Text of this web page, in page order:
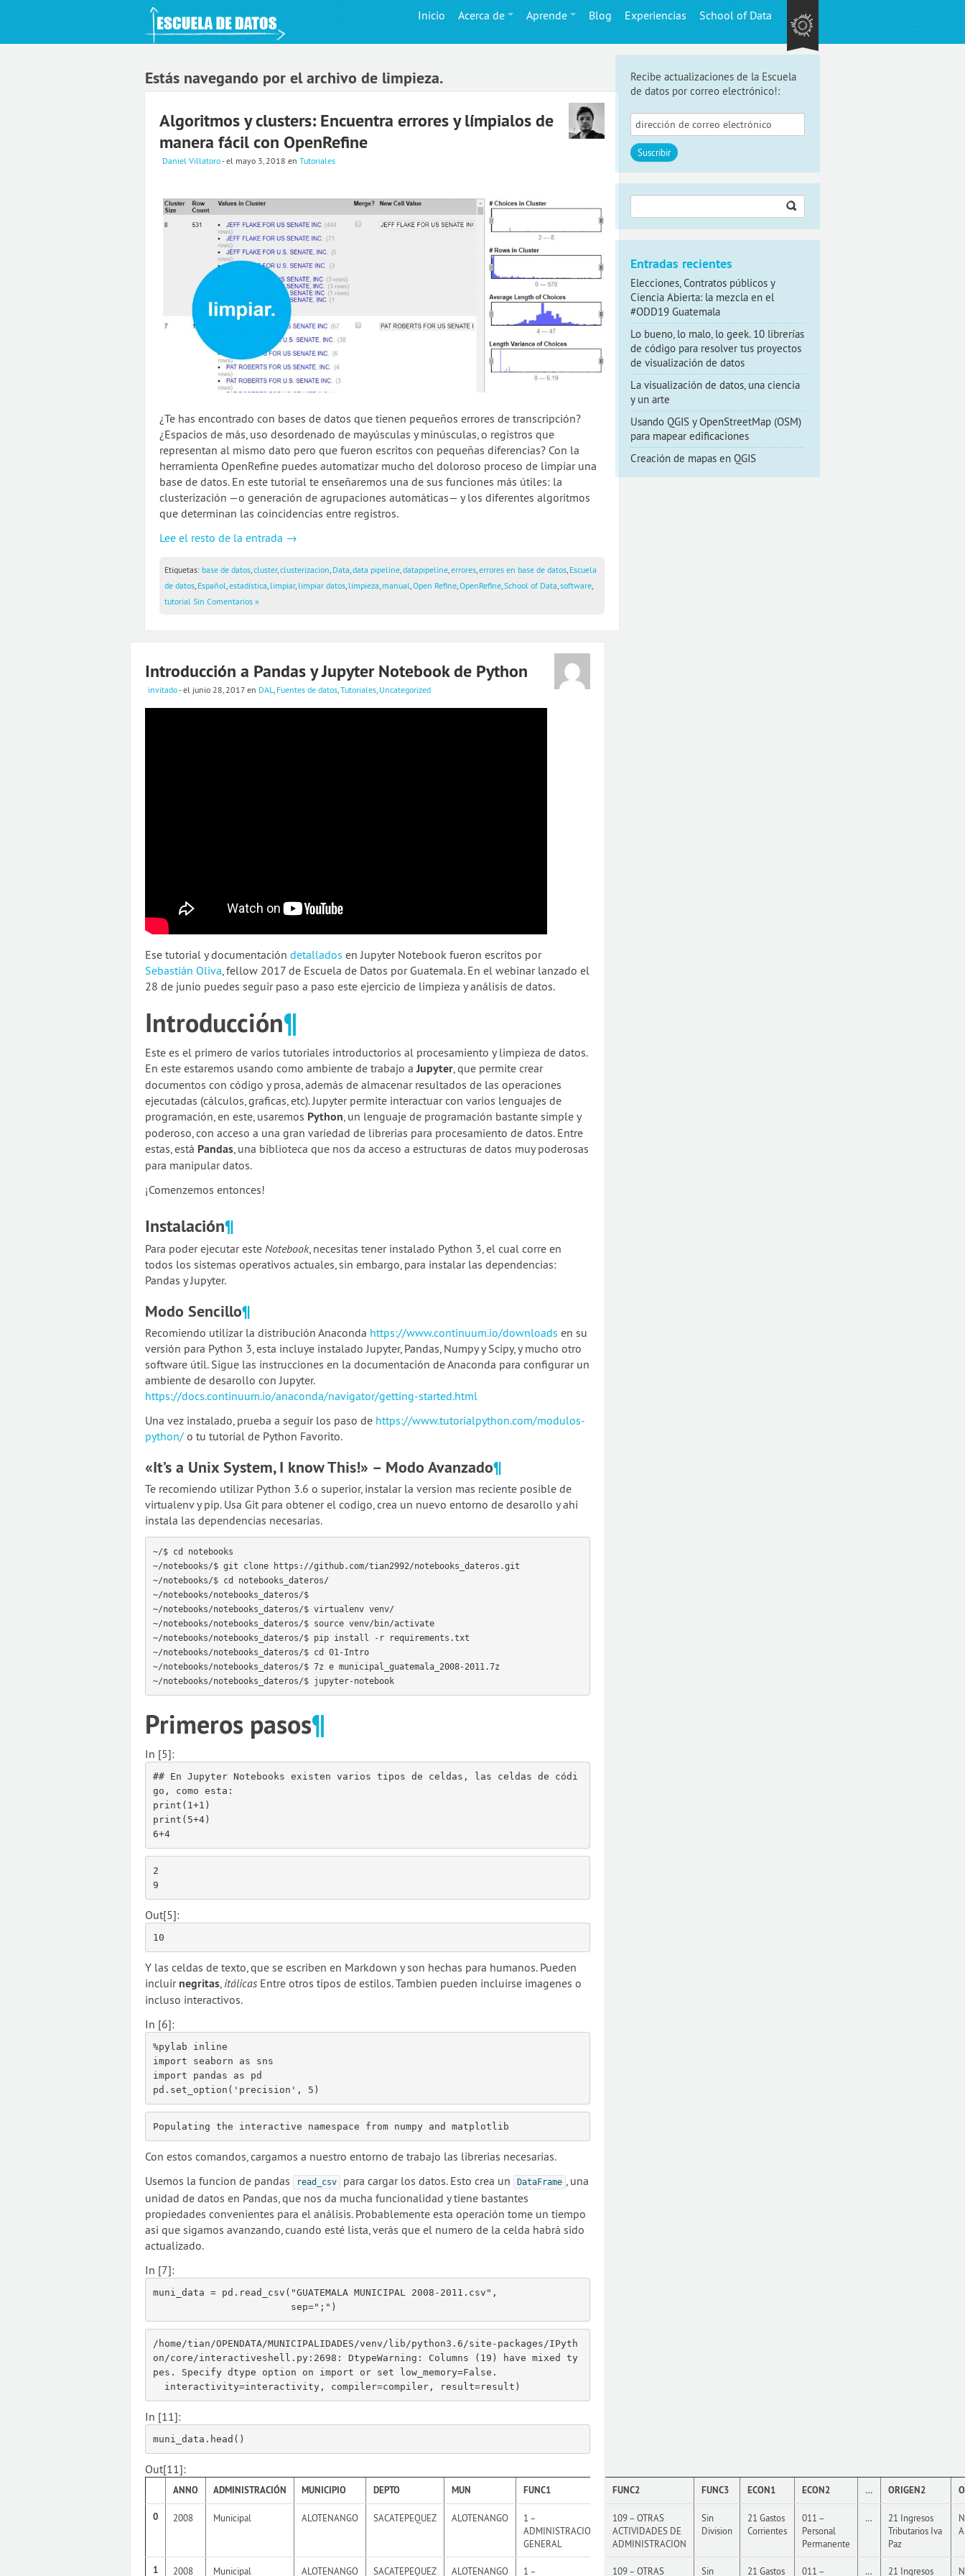
An Open Knowledge Foundation Site Inicio Acerca de Aprende Blog Experiencias School of Data
Estás navegando por el archivo de limpieza.
Algoritmos y clusters: Encuentra errores y límpialos de
manera fácil con OpenRefine
Daniel Villatoro- el mayo 3, 2018 en Tutoriales
¿Te has encontrado con bases de datos que tienen pequeños errores de transcripción?
¿Espacios de más, uso desordenado de mayúsculas y minúsculas, o registros que
representan al mismo dato pero que fueron escritos con pequeñas diferencias? Con la
herramienta OpenRefine puedes automatizar mucho del doloroso proceso de limpiar una
base de datos. En este tutorial te enseñaremos una de sus funciones más útiles: la
clusterización —o generación de agrupaciones automáticas— y los diferentes algoritmos
que determinan las coincidencias entre registros.
Lee el resto de la entrada →
Etiquetas: base de datos,cluster,clusterizacion, Data,data pipeline,datapipeline,errores,errores en base de datos, Escuela
de datos, Español,estadística, limpiar, limpiar datos, limpieza, manual,Open Refine,OpenRefine,School of Data,software,
tutorial Sin Comentarios »
Introducción a Pandas y Jupyter Notebook de Python
invitado- el junio 28, 2017 en DAL, Fuentes de datos,Tutoriales, Uncategorized
Ese tutorial y documentación detallados en Jupyter Notebook fueron escritos por
Sebastián Oliva, fellow 2017 de Escuela de Datos por Guatemala. En el webinar lanzado el
28 de junio puedes seguir paso a paso este ejercicio de limpieza y análisis de datos.
Introducción¶
Este es el primero de varios tutoriales introductorios al procesamiento y limpieza de datos.
En este estaremos usando como ambiente de trabajo aJupyter, que permite crear
documentos con código y prosa, además de almacenar resultados de las operaciones
ejecutadas (cálculos, graficas, etc). Jupyter permite interactuar con varios lenguajes de
programación, en este, usaremos Python, un lenguaje de programación bastante simple y
poderoso, con acceso a una gran variedad de librerias para procesamiento de datos. Entre
estas, está Pandas, una biblioteca que nos da acceso a estructuras de datos muy poderosas
para manipular datos.
¡Comenzemos entonces!
Instalación¶
Para poder ejecutar este Notebook, necesitas tener instalado Python 3, el cual corre en
todos los sistemas operativos actuales, sin embargo, para instalar las dependencias:
Pandas y Jupyter.
Modo Sencillo¶
Recomiendo utilizar la distribución Anaconda https://www.continuum.io/downloads en su
versión para Python 3, esta incluye instalado Jupyter, Pandas, Numpy y Scipy, y mucho otro
software útil. Sigue las instrucciones en la documentación de Anaconda para configurar un
ambiente de desarollo con Jupyter.
https://docs.continuum.io/anaconda/navigator/getting-started.html
Una vez instalado, prueba a seguir los paso de https://www.tutorialpython.com/modulos-
python/ o tu tutorial de Python Favorito.
«It’s a Unix System, I know This!» – Modo Avanzado¶
Te recomiendo utilizar Python 3.6 o superior, instalar la version mas reciente posible de
virtualenv y pip. Usa Git para obtener el codigo, crea un nuevo entorno de desarollo y ahi
instala las dependencias necesarias.
~/$ cd notebooks
~/notebooks/$ git clone https://github.com/tian2992/notebooks_dateros.git
~/notebooks/$ cd notebooks_dateros/
~/notebooks/notebooks_dateros/$
~/notebooks/notebooks_dateros/$ virtualenv venv/
~/notebooks/notebooks_dateros/$ source venv/bin/activate
~/notebooks/notebooks_dateros/$ pip install -r requirements.txt
~/notebooks/notebooks_dateros/$ cd 01-Intro
~/notebooks/notebooks_dateros/$ 7z e municipal_guatemala_2008-2011.7z
~/notebooks/notebooks_dateros/$ jupyter-notebook
Primeros pasos¶
In [5]:
## En Jupyter Notebooks existen varios tipos de celdas, las celdas de códi
go, como esta:
print ( 1 +1 )
print ( 5+4)
6+4
2
Out[5]:
10
Y las celdas de texto, que se escriben en Markdown y son hechas para humanos. Pueden
incluir negritas, itálicas Entre otros tipos de estilos. Tambien pueden incluirse imagenes o
incluso interactivos.
In [6]:
%pylab
import
seaborn as
sns
import
pandas as
pd
pd . set_option ( 'precision' , 5 )
Con estos comandos, cargamos a nuestro entorno de trabajo las librerias necesarias.
Usemos la funcion de pandas
read_csv para cargar los datos. Esto crea un DataFrame , una
unidad de datos en Pandas, que nos da mucha funcionalidad y tiene bastantes
propiedades convenientes para el análisis. Probablemente esta operación tome un tiempo
asi que sigamos avanzando, cuando esté lista, verás que el numero de la celda habrá sido
actualizado.
In [7]:
muni_data = pd . read_csv ( "GUATEMALA MUNICIPAL 2008-2011.csv" ,
sep=";" )
/home/tian/OPENDATA/MUNICIPALIDADES/venv/lib/python3.6/site-packages/IPyth
on/core/interactiveshell.py:2698: DtypeWarning: Columns (19) have mixed ty
pes. Specify dtype option on import or set low_memory=False.
In [11]:
muni_data . head ()
Out[11]:
ANNO ADMINISTRACIÓN MUNICIPIO DEPTO MUN FUNC1 FUNC2 FUNC3 ECON1 ECON2 … ORIGEN2
0 2008 Municipal ALOTENANGO SACATEPEQUEZ ALOTENANGO
1 –
ADMINISTRACION
GENERAL
109 – OTRAS
ACTIVIDADES DE
ADMINISTRACION
Sin
Division
21 Gastos
Corrientes
011 –
Personal
Permanente
…
21 Ingresos
Tributarios Iva
Paz
1 2008 Municipal ALOTENANGO SACATEPEQUEZ ALOTENANGO 1 – 109 – OTRAS Sin 21 Gastos 011 – … 21 Ingresos
Recibe actualizaciones de la Escuela
de datos por correo electrónico!:
Entradas recientes
Elecciones, Contratos públicos y
Ciencia Abierta: la mezcla en el
#ODD19 Guatemala
Lo bueno, lo malo, lo geek. 10 librerías
de código para resolver tus proyectos
de visualización de datos
La visualización de datos, una ciencia
y un arte
Usando QGIS y OpenStreetMap (OSM)
para mapear edificaciones
Creación de mapas en QGIS